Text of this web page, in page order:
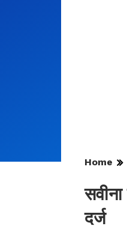
Home
दर्ज